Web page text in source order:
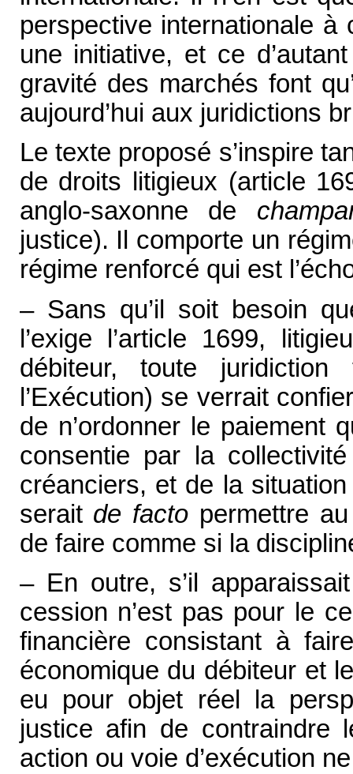
perspective internationale
une initiative, et ce
gravité des marchés font
aujourd’hui aux juridictions
Le texte proposé s’inspire
de droits litigieux (article
anglo-saxonne de
justice). Il comporte un
régime renforcé qui est
– Sans qu’il soit besoin
l’exige l’article 1699,
débiteur, toute
l’Exécution) se verrait
de n’ordonner le paiement
consentie par la
créanciers, et de la
serait de facto permettre
de faire comme si la
– En outre, s’il
cession n’est pas pour le
financière consistant à
économique du débiteur et
eu pour objet réel la
justice afin de contraindre
action ou voie d’exécution